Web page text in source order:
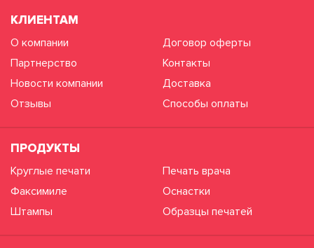
КЛИЕНТАМ
О компании
Партнерство
Новости компании
Отзывы
Договор оферты
Контакты
Доставка
Способы оплаты
ПРОДУКТЫ
Круглые печати
Факсимиле
Штампы
Печать врача
Оснастки
Образцы печатей